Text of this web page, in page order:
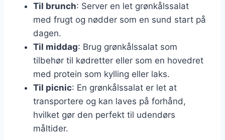
Til brunch: Server en let grønkålssalat
med frugt og nødder som en sund start på
dagen.
Til middag: Brug grønkålssalat som
tilbehør til kødretter eller som en hovedret
med protein som kylling eller laks.
Til picnic: En grønkålssalat er let at
transportere og kan laves på forhånd,
hvilket gør den perfekt til udendørs
måltider.